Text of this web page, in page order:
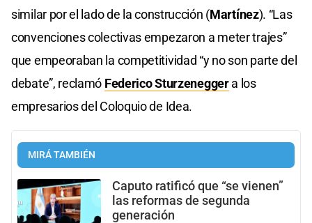
similar por el lado de la construcción (Martínez). “Las
convenciones colectivas empezaron a meter trajes”
que empeoraban la competitividad “y no son parte del
debate”, reclamó Federico Sturzeneggera los
empresarios del Coloquio de Idea.
MIRÁ TAMBIÉN
Caputo ratificó que “se vienen”
las reformas de segunda
generación